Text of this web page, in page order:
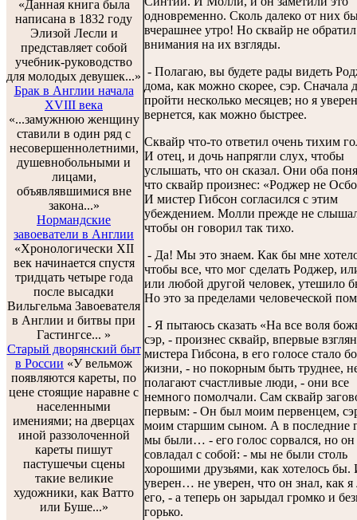
«Данная книга была
написана в 1832 году
Элизой Лесли и
представляет собой
учебник-руководство
для молодых девушек...»
Брак в Англии начала
XVIII века
«...замужнюю женщину
ставили в один ряд с
несовершеннолетними,
душевнобольными и
лицами,
объявлявшимися вне
закона...»
Нормандские
завоеватели в Англии
«Хронологически XII
век начинается спустя
тридцать четыре года
после высадки
Вильгельма Завоевателя
в Англии и битвы при
Гастингсе... »
Старый дворянский быт
в России «У вельмож
появляются кареты, по
цене стоящие наравне с
населенными
имениями; на дверцах
иной раззолоченной
кареты пишут
пастушечьи сцены
такие великие
художники, как Ватто
или Буше...»
одновременно. Сколь далеко от них
вчерашнее утро! Но сквайр не обратил
внимания на их взгляды.
- Полагаю, вы будете рады видеть
дома, как можно скорее, сэр. Сначала
пройти несколько месяцев; но я
вернется, как можно быстрее.
Сквайр что-то ответил очень тихим
И отец, и дочь напрягли слух, чтобы
услышать, что он сказал. Они оба
что сквайр произнес: «Роджер не
И мистер Гибсон согласился с этим
убеждением. Молли прежде не
чтобы он говорил так тихо.
- Да! Мы это знаем. Как бы мне
чтобы все, что мог сделать Роджер,
или любой другой человек, утешило
Но это за пределами человеческой
- Я пытаюсь сказать «На все воля
сэр, - произнес сквайр, впервые
мистера Гибсона, в его голосе стало
жизни, - но покорным быть труднее,
полагают счастливые люди, - они все
немного помолчали. Сам сквайр
первым: - Он был моим первенцем,
моим старшим сыном. А в последние
мы были… - его голос сорвался, но он
совладал с собой: - мы не были столь
хорошими друзьями, как хотелось бы.
уверен… не уверен, что он знал, как
его, - а теперь он зарыдал громко и
горько.